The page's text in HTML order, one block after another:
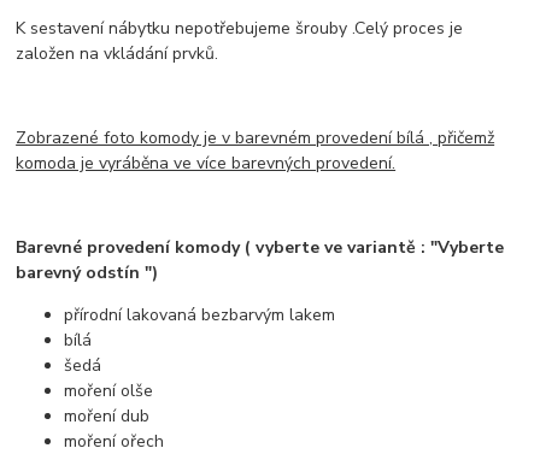
K sestavení nábytku nepotřebujeme šrouby .Celý proces je
založen na vkládání prvků.
Zobrazené foto komody je v barevném provedení bílá , přičemž
komoda je vyráběna ve více barevných provedení.
Barevné provedení komody ( vyberte ve variantě : "Vyberte
barevný odstín ")
přírodní lakovaná bezbarvým lakem
bílá
šedá
moření olše
moření dub
moření ořech